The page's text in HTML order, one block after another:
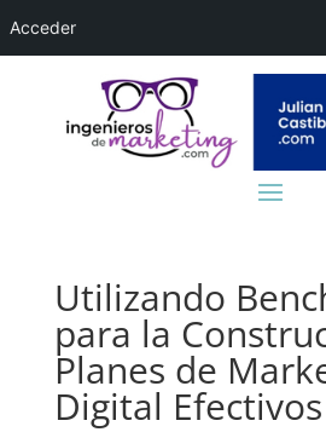
Utilizando
para la
Planes de
Digital Efectivos
Acceder